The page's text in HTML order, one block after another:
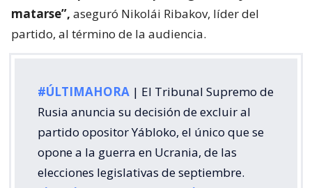
matarse”, aseguró Nikolái Ribakov, líder del
partido, al término de la audiencia.
#ÚLTIMAHORA | El Tribunal Supremo de
Rusia anuncia su decisión de excluir al
partido opositor Yábloko, el único que se
opone a la guerra en Ucrania, de las
elecciones legislativas de septiembre.